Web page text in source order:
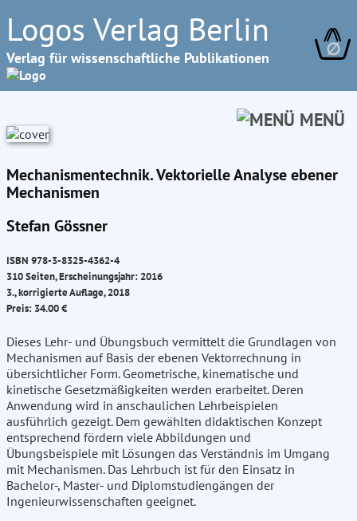
Logos Verlag Berlin
Verlag für wissenschaftliche Publikationen ∅
MENÜ
Mechanismentechnik. Vektorielle Analyse ebener
Mechanismen
Stefan Gössner
ISBN 978-3-8325-4362-4
310 Seiten, Erscheinungsjahr: 2016
3., korrigierte Auflage, 2018
Preis: 34.00 €
Dieses Lehr- und Übungsbuch vermittelt die Grundlagen von
Mechanismen auf Basis der ebenen Vektorrechnung in
übersichtlicher Form. Geometrische, kinematische und
kinetische Gesetzmäßigkeiten werden erarbeitet. Deren
Anwendung wird in anschaulichen Lehrbeispielen
ausführlich gezeigt. Dem gewählten didaktischen Konzept
entsprechend fördern viele Abbildungen und
Übungsbeispiele mit Lösungen das Verständnis im Umgang
mit Mechanismen. Das Lehrbuch ist für den Einsatz in
Bachelor-, Master- und Diplomstudiengängen der
Ingenieurwissenschaften geeignet.